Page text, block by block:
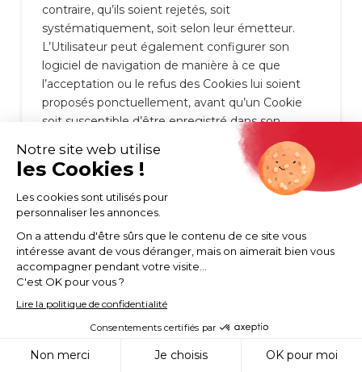
contraire, qu’ils soient rejetés, soit
systématiquement, soit selon leur émetteur.
L’Utilisateur peut également configurer son
logiciel de navigation de manière à ce que
l’acceptation ou le refus des Cookies lui soient
proposés ponctuellement, avant qu’un Cookie
soit susceptible d’être enregistré dans son
http://www.transport-marquet.fr/
informe l’Utilisateur que, dans ce cas, il se peut
que les fonctionnalités de son logiciel de
navigation ne soient pas toutes disponibles.
Si l’Utilisateur refuse l’enregistrement de Cookies
dans son terminal ou son navigateur, ou si
l’Utilisateur supprime ceux qui y sont enregistrés,
l’Utilisateur est informé que sa navigation et son
expérience sur le Site peuvent être limitées. Cela
pourrait également être le cas lorsque
prestataires ne peut pas reconnaître, à des fins